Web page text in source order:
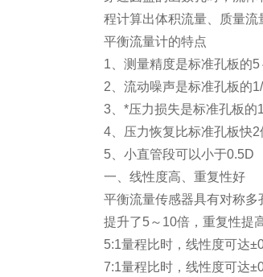
程计算出体积流量、质量流
平衡流量计的特点
1 、测量精度是标准孔板的5
2 、流动噪声是标准孔板的
3、*压力损失是标准孔板的
4、压力恢复比标准孔板快2
5、小直管段可以小于0.5D
一、线性度高、重复性好
平衡流量传感器具有对称
提升了5～ 10倍，重复性提
5:1量程比时，线性度可达
7:1量程比时，线性度可达